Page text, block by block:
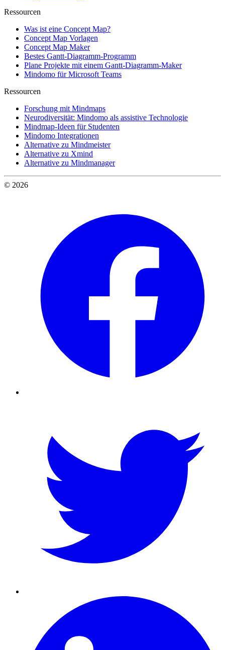
Ressourcen
Was ist eine Concept Map?
Concept Map Vorlagen
Concept Map Maker
Bestes Gantt-Diagramm-Programm
Plane Projekte mit einem Gantt-Diagramm-Maker
Mindomo für Microsoft Teams
Ressourcen
Forschung mit Mindmaps
Neurodiversität: Mindomo als assistive Technologie
Mindmap-Ideen für Studenten
Mindomo Integrationen
Alternative zu Mindmeister
Alternative zu Xmind
Alternative zu Mindmanager
© 2026